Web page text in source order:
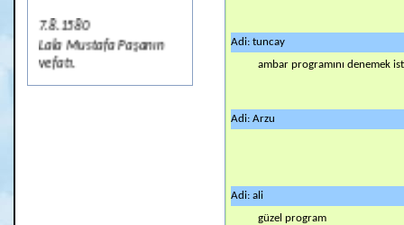
7.8.1580
Lala Mustafa Paşanın
vefatı.
Adi: tuncay
ambar programını denemek
Adi: Arzu
Adi: ali
güzel program